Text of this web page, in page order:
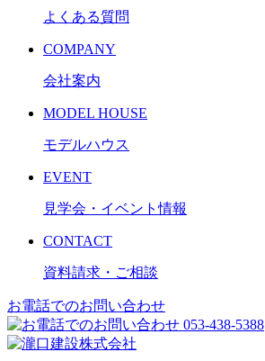
よくある質問
COMPANY
会社案内
MODEL HOUSE
モデルハウス
EVENT
見学会・イベント情報
CONTACT
資料請求・ご相談
お電話でのお問い合わせ
053-438-5388